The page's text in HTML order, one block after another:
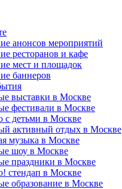
анонсов мероприятий
ресторанов и кафе
мест и площадок
баннеров
выставки в Москве
фестивали в Москве
с детьми в Москве
активный отдых в Москве
музыка в Москве
шоу в Москве
праздники в Москве
стендап в Москве
образование в Москве